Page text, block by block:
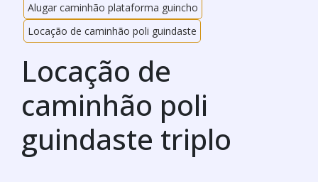
Alugar caminhão plataforma guincho
Locação de caminhão poli guindaste
Locação de
caminhão poli
guindaste triplo